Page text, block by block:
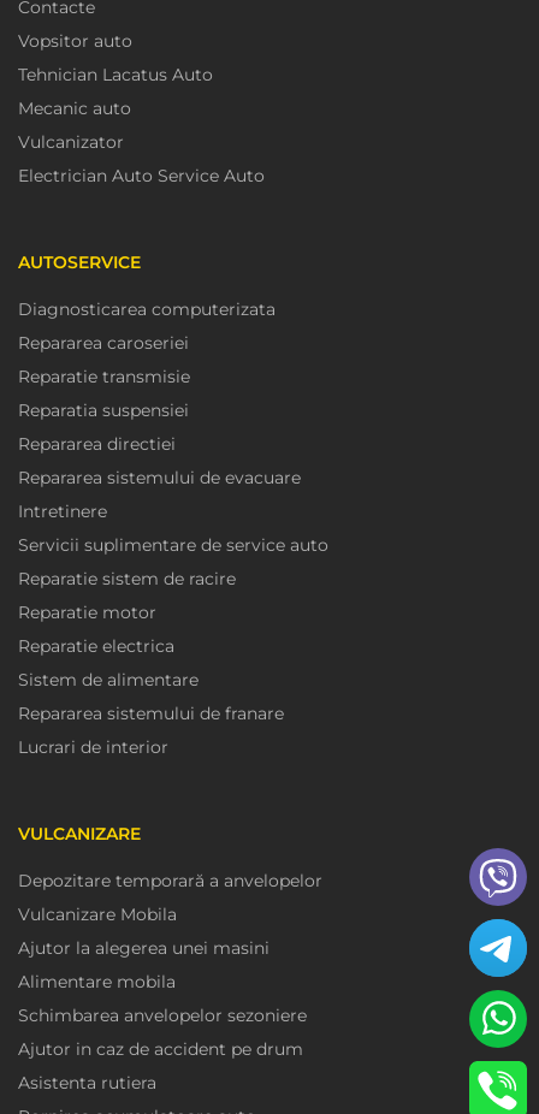
Contacte
Vopsitor auto
Tehnician Lacatus Auto
Mecanic auto
Vulcanizator
Electrician Auto Service Auto
AUTOSERVICE
Diagnosticarea computerizata
Repararea caroseriei
Reparatie transmisie
Reparatia suspensiei
Repararea directiei
Repararea sistemului de evacuare
Intretinere
Servicii suplimentare de service auto
Reparatie sistem de racire
Reparatie motor
Reparatie electrica
Sistem de alimentare
Repararea sistemului de franare
Lucrari de interior
VULCANIZARE
Depozitare temporară a anvelopelor
Vulcanizare Mobila
Ajutor la alegerea unei masini
Alimentare mobila
Schimbarea anvelopelor sezoniere
Ajutor in caz de accident pe drum
Asistenta rutiera